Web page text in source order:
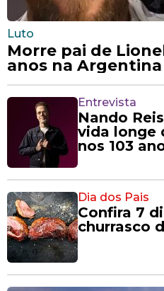
Luto
Morre pai de
anos na Argentina
Entrevista
Nando
vida longe
nos 103
Dia dos Pais
Confira 7
churrasco